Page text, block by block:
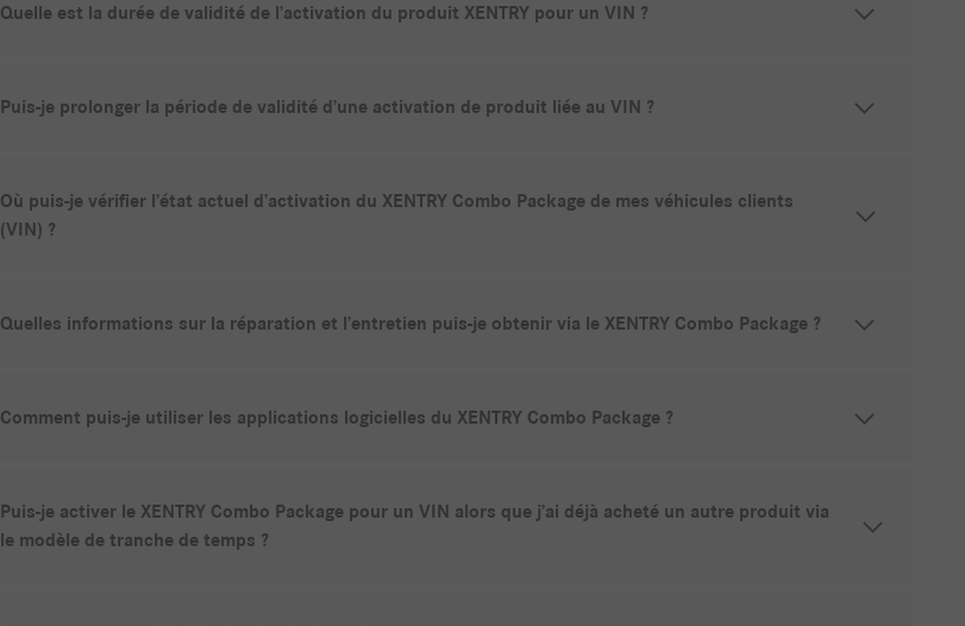
Quelle est la durée de validité de l’activation du produit XENTRY pour un VIN ?
Puis-je prolonger la période de validité d’une activation de produit liée au VIN ?
Où puis-je vérifier l’état actuel d’activation du XENTRY Combo Package de mes véhicules clients
(VIN) ?
Quelles informations sur la réparation et l’entretien puis-je obtenir via le XENTRY Combo Package ?
Comment puis-je utiliser les applications logicielles du XENTRY Combo Package ?
Puis-je activer le XENTRY Combo Package pour un VIN alors que j’ai déjà acheté un autre produit via
le modèle de tranche de temps ?